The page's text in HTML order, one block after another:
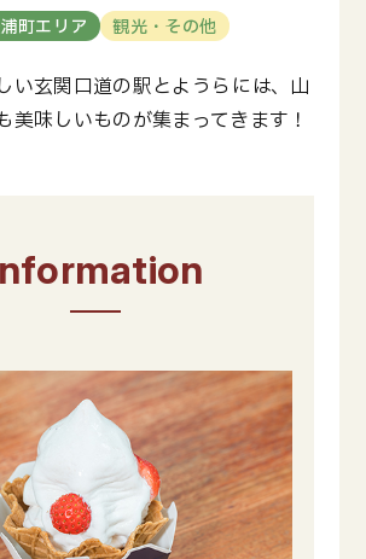
町エリア 観光・その他
い玄関口道の駅とようらには、山
美味しいものが集まってきます！